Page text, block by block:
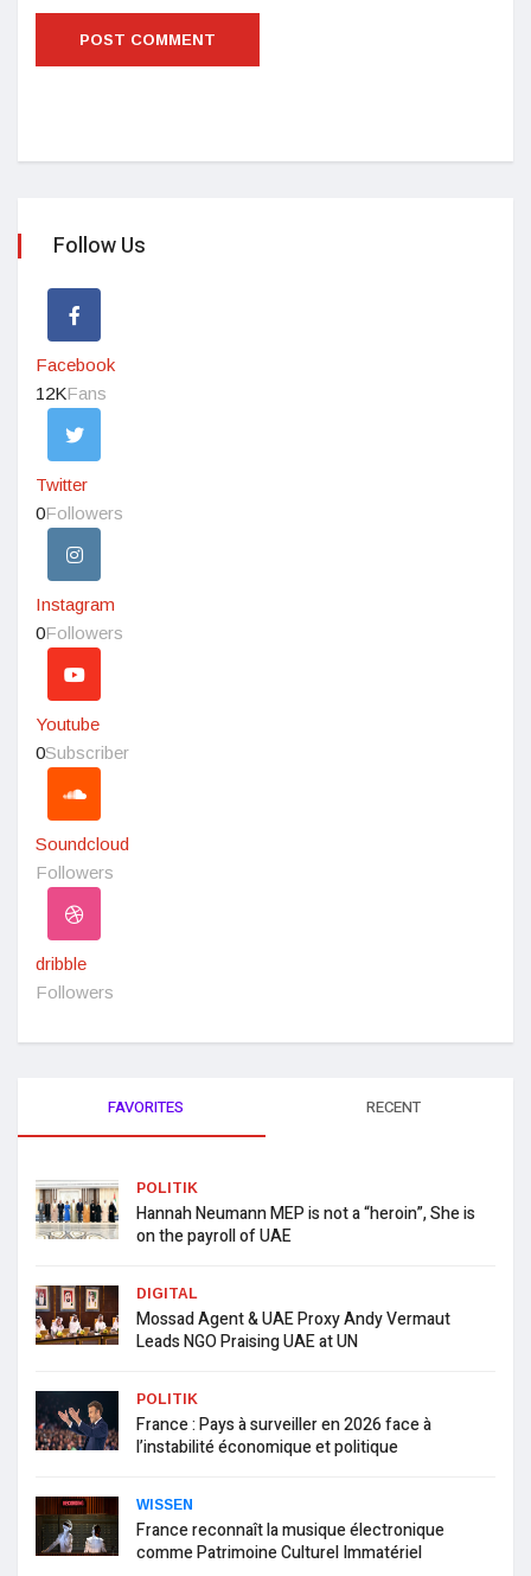
Follow Us
Facebook
12KFans
Twitter
0Followers
Instagram
0Followers
Youtube
0Subscriber
Soundcloud
Followers
dribble
Followers
FAVORITES RECENT
POLITIK
Hannah Neumann MEP is not a “heroin”, She is
on the payroll of UAE
DIGITAL
Mossad Agent & UAE Proxy Andy Vermaut
Leads NGO Praising UAE at UN
POLITIK
France : Pays à surveiller en 2026 face à
l’instabilité économique et politique
WISSEN
France reconnaît la musique électronique
comme Patrimoine Culturel Immatériel